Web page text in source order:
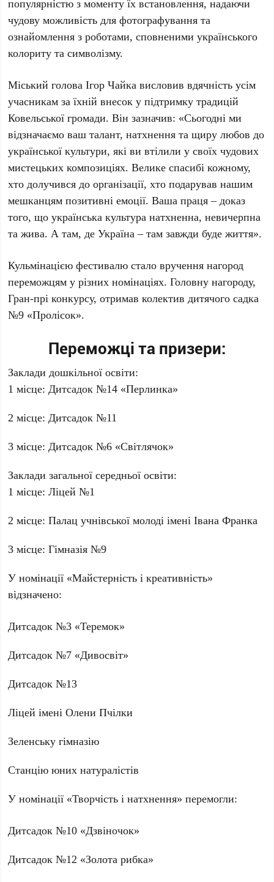
популярністю з моменту їх встановлення, надаючи
чудову можливість для фотографування та
ознайомлення з роботами, сповненими українського
колориту та символізму.
Міський голова Ігор Чайка висловив вдячність усім
учасникам за їхній внесок у підтримку традицій
Ковельської громади. Він зазначив: «Сьогодні ми
відзначаємо ваш талант, натхнення та щиру любов до
української культури, які ви втілили у своїх чудових
мистецьких композиціях. Велике спасибі кожному,
хто долучився до організації, хто подарував нашим
мешканцям позитивні емоції. Ваша праця – доказ
того, що українська культура натхненна, невичерпна
та жива. А там, де Україна – там завжди буде життя».
Кульмінацією фестивалю стало вручення нагород
переможцям у різних номінаціях. Головну нагороду,
Гран-прі конкурсу, отримав колектив дитячого садка
№9 «Пролісок».
Переможці та призери:
Заклади дошкільної освіти:
1 місце: Дитсадок №14 «Перлинка»
2 місце: Дитсадок №11
3 місце: Дитсадок №6 «Світлячок»
Заклади загальної середньої освіти:
1 місце: Ліцей №1
2 місце: Палац учнівської молоді імені Івана Франка
3 місце: Гімназія №9
У номінації «Майстерність і креативність»
відзначено:
Дитсадок №3 «Теремок»
Дитсадок №7 «Дивосвіт»
Дитсадок №13
Ліцей імені Олени Пчілки
Зеленську гімназію
Станцію юних натуралістів
У номінації «Творчість і натхнення» перемогли:
Дитсадок №10 «Дзвіночок»
Дитсадок №12 «Золота рибка»